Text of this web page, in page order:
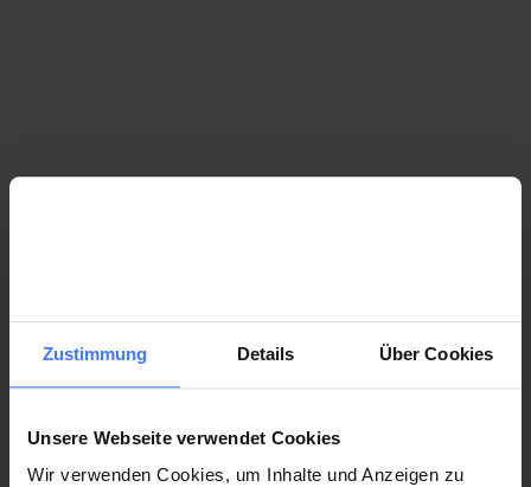
Zustimmung Details Über Cookies
Unsere Webseite verwendet Cookies
Wir verwenden Cookies, um Inhalte und Anzeigen zu
Werden Sie jetzt Mitglied und erhalten Sie im
Ernstfall250 000 Franken.